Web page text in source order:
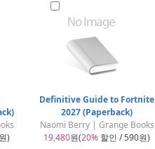
)
Definitive Guide to Fortnite
2027 (Paperback)
Naomi Berry | Grange Books
19,480원(20% 할인 / 590원)